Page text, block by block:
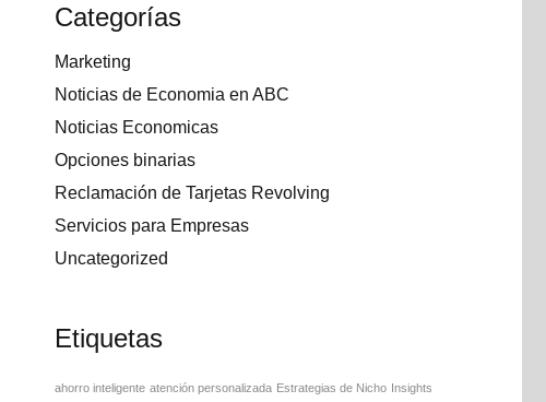
Categorías
Marketing
Noticias de Economia en ABC
Noticias Economicas
Opciones binarias
Reclamación de Tarjetas Revolving
Servicios para Empresas
Uncategorized
Etiquetas
ahorro inteligente atención personalizada Estrategias de Nicho Insights